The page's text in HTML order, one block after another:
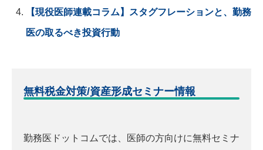
【現役医師連載コラム】スタグフレーションと、勤務
医の取るべき投資行動
無料税金対策/資産形成セミナー情報
勤務医ドットコムでは、医師の方向けに無料セミナ